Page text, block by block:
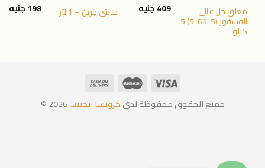
معلق جل عالى
الفسفور (5-60-5) 5
كيلو
409جنيه مالتى جرين – 1 لتر 198جنيه
جميع الحقوق محفوظة لدىكروبسا ايجيبت2026 ©